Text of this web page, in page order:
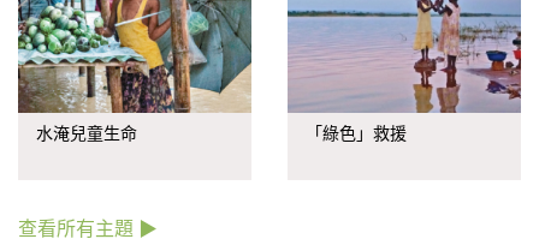
水淹兒童生命 「綠色」救援
查看所有主題 ▶